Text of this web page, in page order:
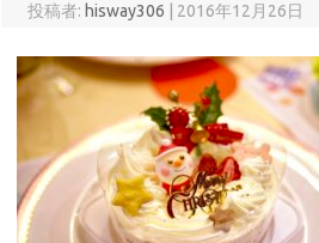
投稿者: hisway306 2016年12月26日